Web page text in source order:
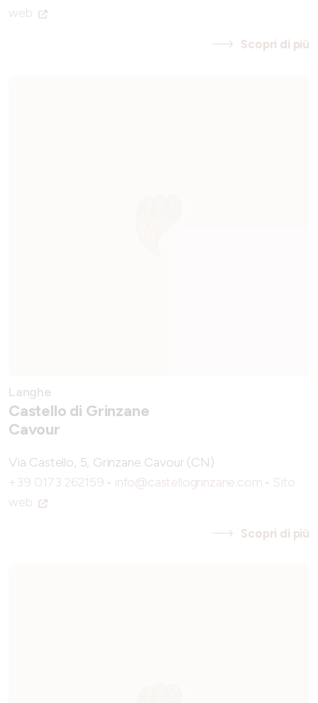
web
Scopri di più
Langhe
Castello di Grinzane
Cavour
Via Castello, 5, Grinzane Cavour (CN)
+39 0173 262159 - info@castellogrinzane.com - Sito
web
Scopri di più